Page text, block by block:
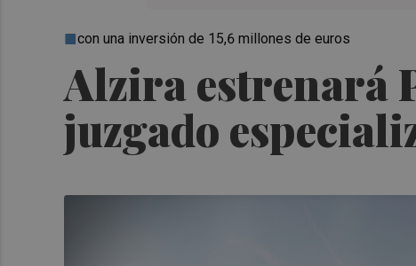
Alzira estrenará
juzgado
con una inversión de 15,6 millones de euros